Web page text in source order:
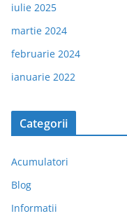
iulie 2025
martie 2024
februarie 2024
ianuarie 2022
Categorii
Acumulatori
Blog
Informatii